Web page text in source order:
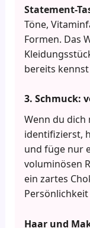
Statement-
Töne,
Formen. Das
bereits
3. Schmuck:
Wenn du dich
identifizierst,
und füge nur
voluminösen
ein zartes
Haar und